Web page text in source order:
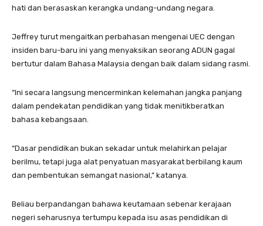
hati dan berasaskan kerangka undang-undang negara.
Jeffrey turut mengaitkan perbahasan mengenai UEC dengan
insiden baru-baru ini yang menyaksikan seorang ADUN gagal
bertutur dalam Bahasa Malaysia dengan baik dalam sidang rasmi.
“Ini secara langsung mencerminkan kelemahan jangka panjang
dalam pendekatan pendidikan yang tidak menitikberatkan
bahasa kebangsaan.
“Dasar pendidikan bukan sekadar untuk melahirkan pelajar
berilmu, tetapi juga alat penyatuan masyarakat berbilang kaum
dan pembentukan semangat nasional,” katanya.
Beliau berpandangan bahawa keutamaan sebenar kerajaan
negeri seharusnya tertumpu kepada isu asas pendidikan di